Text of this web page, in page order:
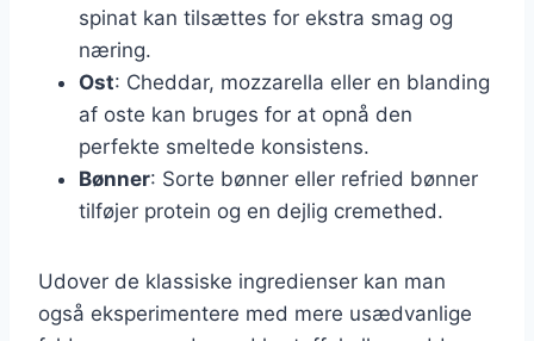
spinat kan tilsættes for ekstra smag og
næring.
Ost: Cheddar, mozzarella eller en blanding
af oste kan bruges for at opnå den
perfekte smeltede konsistens.
Bønner: Sorte bønner eller refried bønner
tilføjer protein og en dejlig cremethed.
Udover de klassiske ingredienser kan man
også eksperimentere med mere usædvanlige